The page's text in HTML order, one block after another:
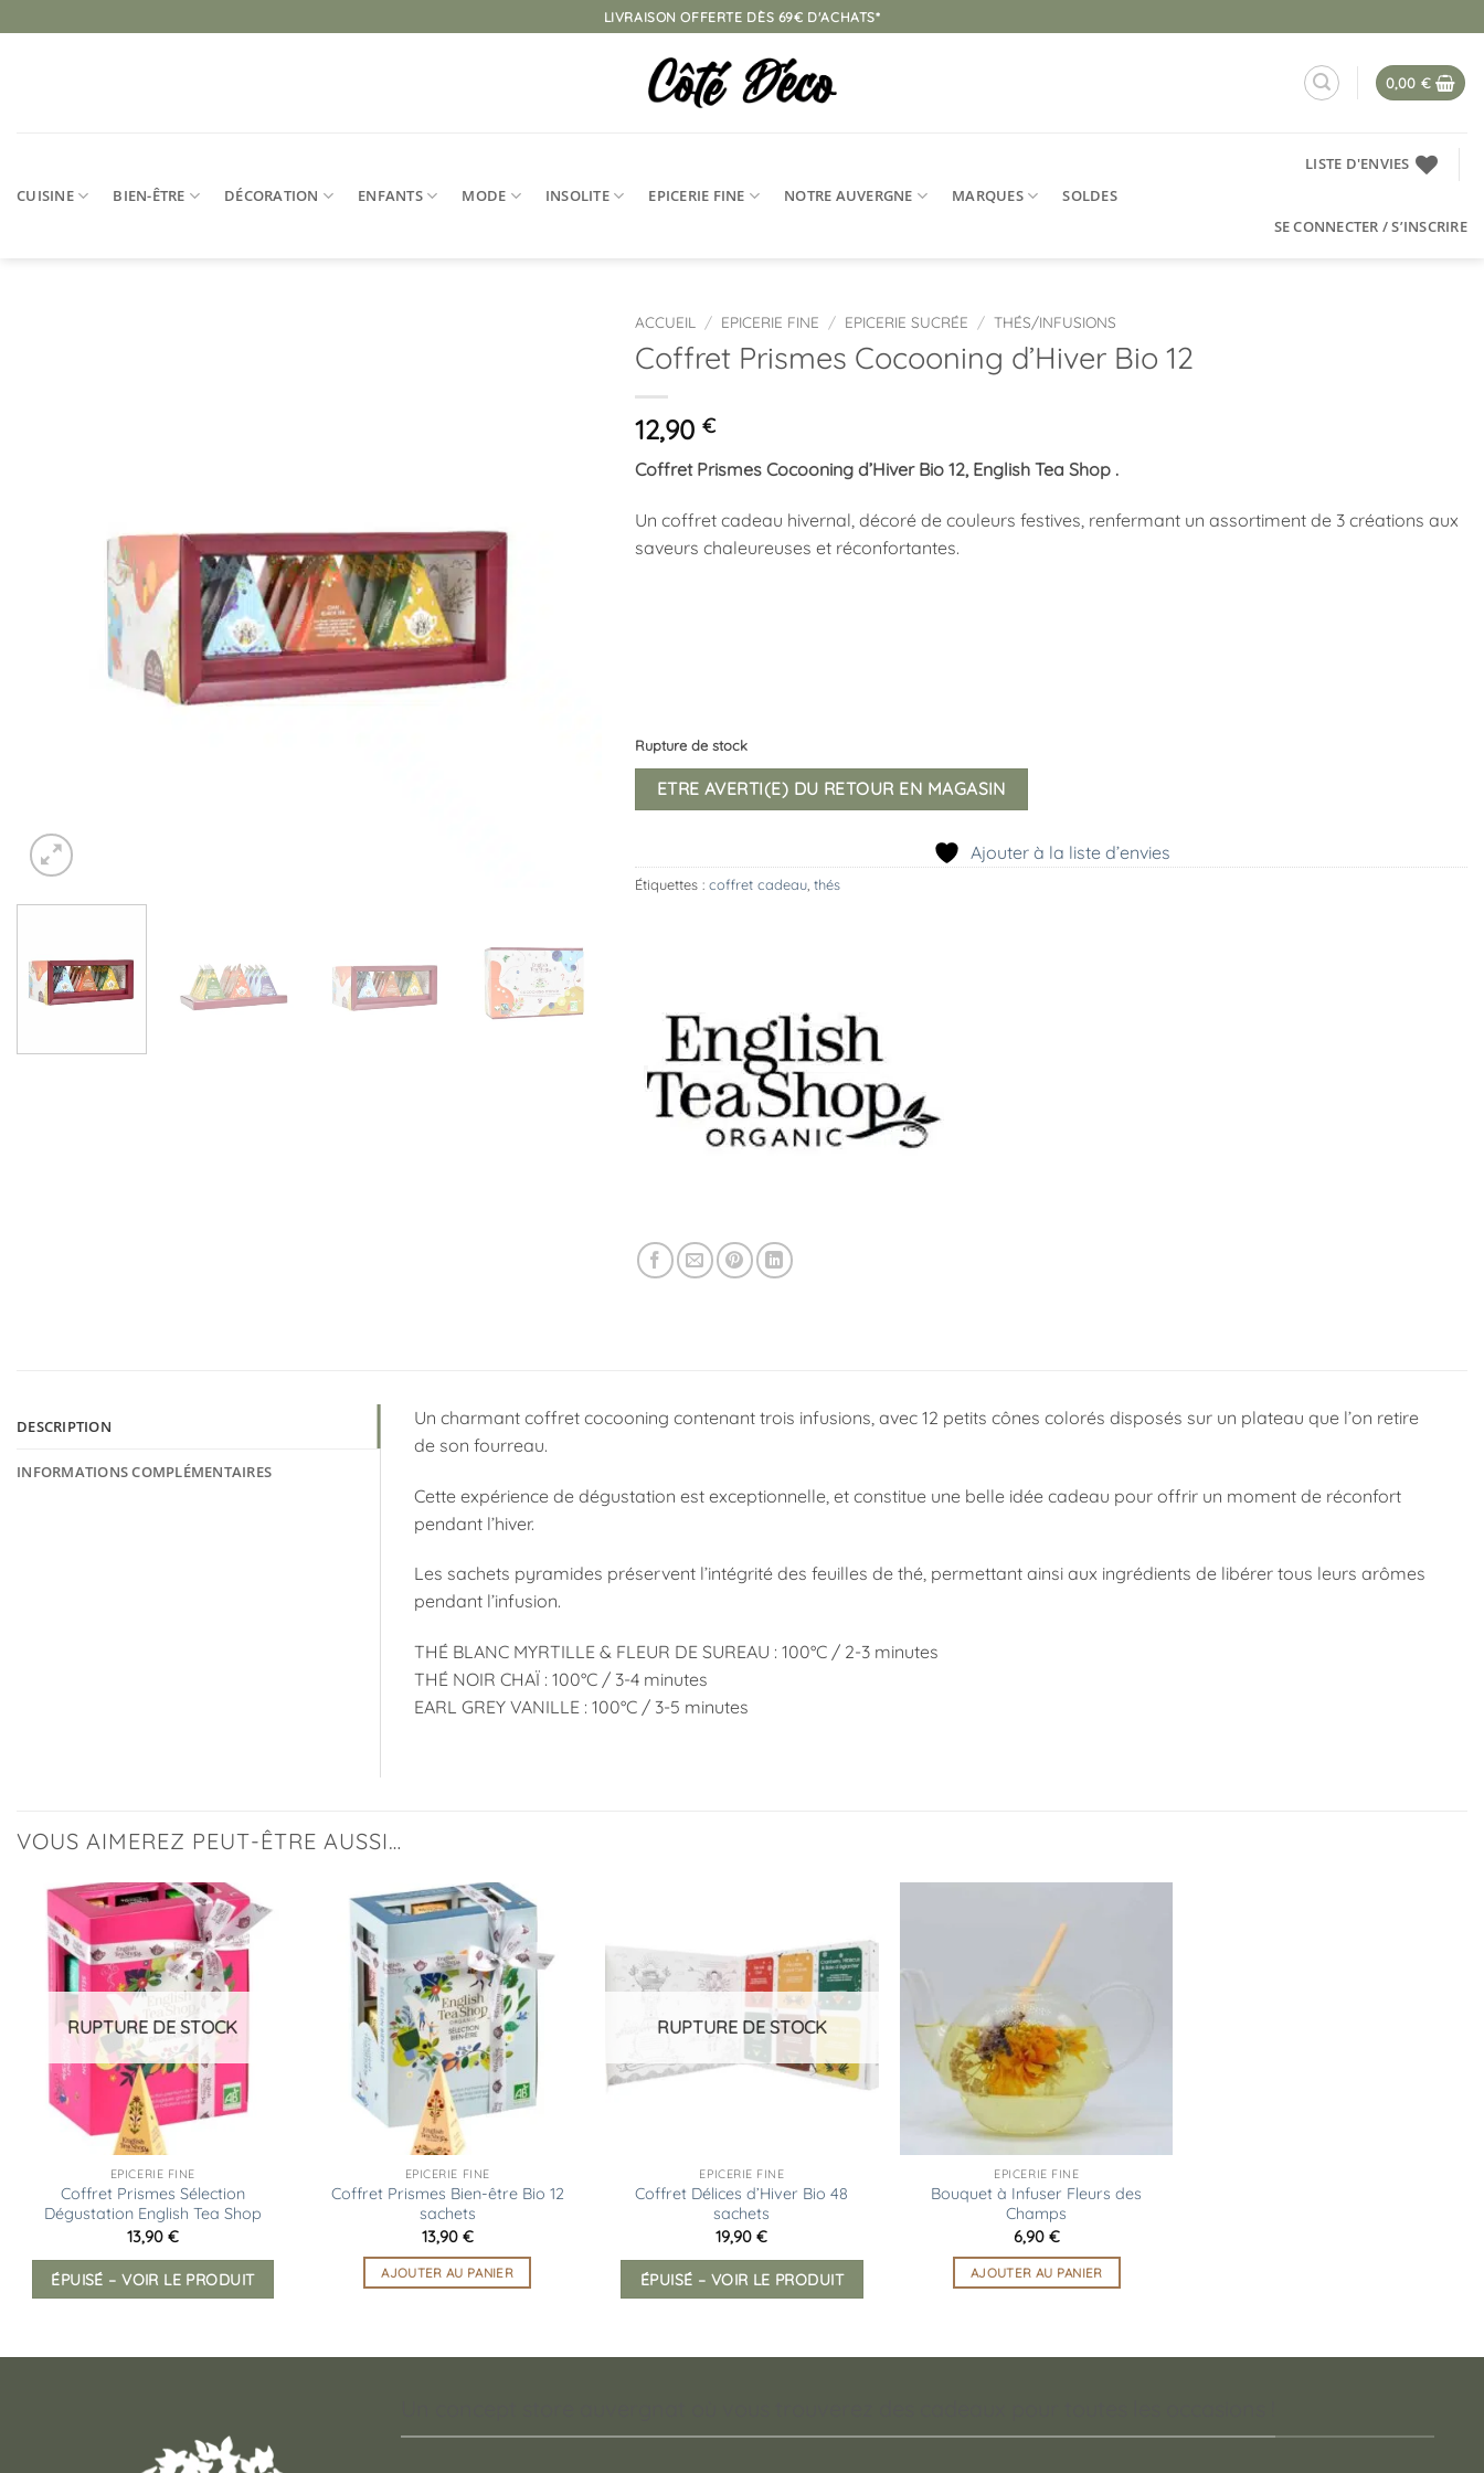
au
LIVRAISON OFFERTE DÈS 69€ D'ACHATS*
0,00 €
CUISINE BIEN-ÊTRE DÉCORATION ENFANTS MODE INSOLITE EPICERIE FINE NOTRE AUVERGNE MARQUES SOLDES
LISTE D'ENVIES
SE CONNECTER / S’INSCRIRE
ACCUEIL / EPICERIE FINE / EPICERIE SUCRÉE / THÉS/INFUSIONS
Coffret Prismes Cocooning d’Hiver Bio 12
12,90 €
Coffret Prismes Cocooning d’Hiver Bio 12, English Tea Shop .
Un coffret cadeau hivernal, décoré de couleurs festives, renfermant un assortiment de 3 créations aux
saveurs chaleureuses et réconfortantes.
Rupture de stock
ETRE AVERTI(E) DU RETOUR EN MAGASIN
Ajouter à la liste d’envies
Étiquettes : coffret cadeau thés
DESCRIPTION
INFORMATIONS COMPLÉMENTAIRES
Un charmant coffret cocooning contenant trois infusions, avec 12 petits cônes colorés disposés sur un plateau que l’on retire
de son fourreau.
Cette expérience de dégustation est exceptionnelle, et constitue une belle idée cadeau pour offrir un moment de réconfort
pendant l’hiver.
Les sachets pyramides préservent l’intégrité des feuilles de thé, permettant ainsi aux ingrédients de libérer tous leurs arômes
pendant l’infusion.
THÉ BLANC MYRTILLE & FLEUR DE SUREAU : 100°C / 2-3 minutes
THÉ NOIR CHAÏ : 100°C / 3-4 minutes
EARL GREY VANILLE : 100°C / 3-5 minutes
VOUS AIMEREZ PEUT-ÊTRE AUSSI…
Ajouter
liste
d’envies
RUPTURE DE STOCK
EPICERIE FINE
Coffret Prismes Sélection
Dégustation English Tea Shop
13,90 €
ÉPUISÉ – VOIR LE PRODUIT
à la
liste
d’envies
EPICERIE FINE
Coffret Prismes Bien-être Bio 12
sachets
13,90 €
AJOUTER AU PANIER
Ajouter
à la
liste
d’envies
RUPTURE DE STOCK
EPICERIE FINE
Coffret Délices d’Hiver Bio 48
sachets
19,90€
ÉPUISÉ – VOIR LE PRODUIT
EPICERIE FINE
Bouquet à Infuser Fleurs des
Champs
6,90 €
AJOUTER AU PANIER